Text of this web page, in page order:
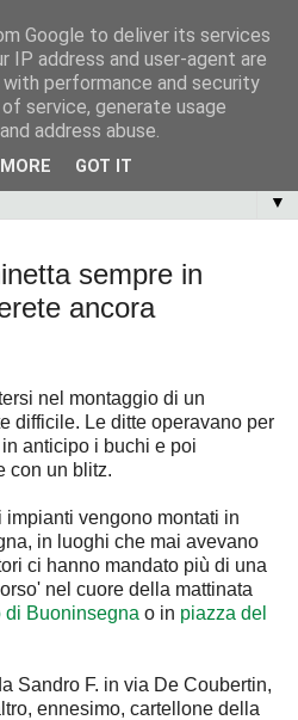
▼
sempre in
ancora
nel montaggio di un
difficile. Le ditte operavano per
anticipo i buchi e poi
con un blitz.
impianti vengono montati in
in luoghi che mai avevano
ci hanno mandato più di una
nel cuore della mattinata
di Buoninsegna o in piazza del
Sandro F. in via De Coubertin,
ennesimo, cartellone della
Google to deliver its services
IP address and user-agent are
performance and security
service, generate usage
address abuse.
GOT IT